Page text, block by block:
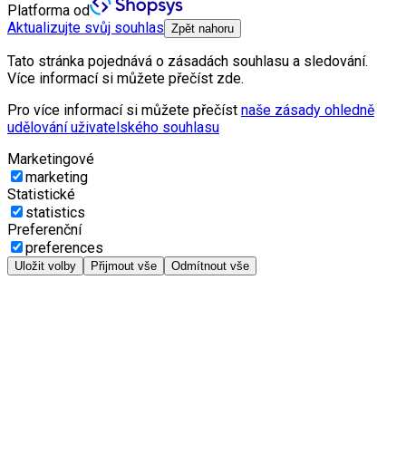
Platforma od
Aktualizujte svůj souhlas Zpět nahoru
Tato stránka pojednává o zásadách souhlasu a sledování.
Více informací si můžete přečíst zde.
Pro více informací si můžete přečíst naše zásady ohledně
udělování uživatelského souhlasu
Marketingové
marketing
Statistické
statistics
Preferenční
preferences
Uložit volby Přijmout vše Odmítnout vše